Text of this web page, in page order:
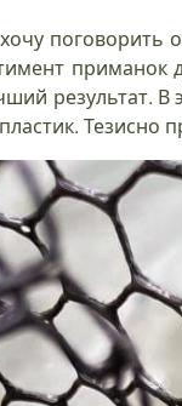
поговорить
приманок
результат. В